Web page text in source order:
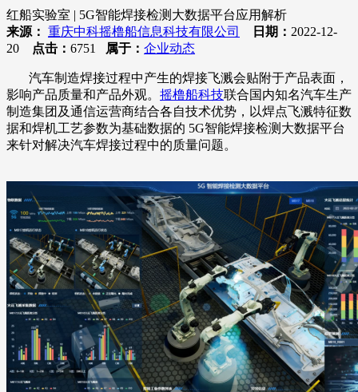
红船实验室 | 5G智能焊接检测大数据平台应用解析
来源： 重庆中科摇橹船信息科技有限公司 日期： 2022-12-
20
点击： 6751 属于： 企业动态
汽车制造焊接过程中产生的焊接飞溅会贴附于产品表面，
影响产品质量和产品外观。 摇橹船科技联合国内知名汽车生产
制造集团及通信运营商结合各自技术优势，以焊点飞溅特征数
据和焊机工艺参数为基础数据的 5G智能焊接检测大数据平台
来针对解决汽车焊接过程中的质量问题。